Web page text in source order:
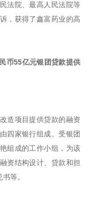
法院、最高人民法院等
，获得了鑫富药业的高
币55亿元银团贷款提供
造项目提供贷款的融资
四家银行组成。受银团
组成的工作小组，为该
资结构设计、贷款和担
等。